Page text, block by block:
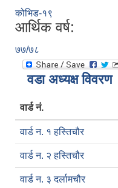
कोभिड-१९
आर्थिक वर्ष:
७७/७८
वडा अध्यक्ष विवरण
वार्ड नं.
वार्ड न. १ हस्तिचौर
वार्ड न. २ हस्तिचौर
वार्ड न. ३ दर्लामचौर